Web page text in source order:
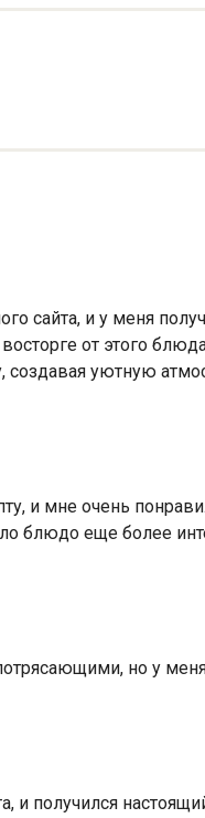
сайта, и у меня
от этого
уютную
и мне очень
блюдо еще более
но у
и получился